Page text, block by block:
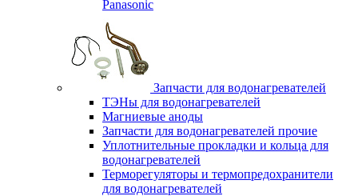
Panasonic
Запчасти для водонагревателей
ТЭНы для водонагревателей
Магниевые аноды
Запчасти для водонагревателей прочие
Уплотнительные прокладки и кольца для
водонагревателей
Терморегуляторы и термопредохранители
для водонагревателей